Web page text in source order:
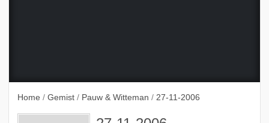
Deze uitzending is niet langer beschikbaar.
Home / Gemist / Pauw & Witteman / 27-11-2006